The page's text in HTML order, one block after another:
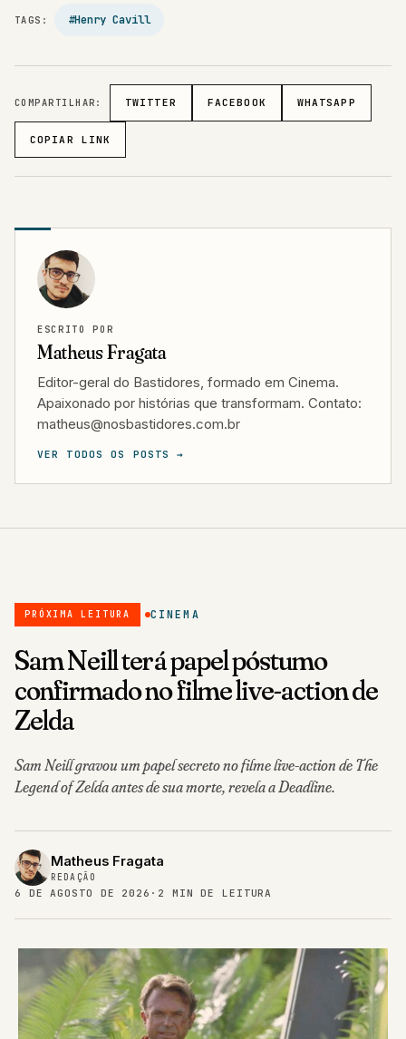
TAGS: #Henry Cavill
COMPARTILHAR: TWITTER FACEBOOK WHATSAPP
COPIAR LINK
ESCRITO POR
Matheus Fragata
Editor-geral do Bastidores, formado em Cinema.
Apaixonado por histórias que transformam. Contato:
matheus@nosbastidores.com.br
VER TODOS OS POSTS →
PRÓXIMA LEITURA CINEMA
Sam Neill terá papel póstumo
confirmado no filme live-action de
Zelda
Sam Neill gravou um papel secreto no filme live-action de The
Legend of Zelda antes de sua morte, revela a Deadline.
Matheus Fragata
REDAÇÃO
6 DE AGOSTO DE 2026 · 2 MIN DE LEITURA